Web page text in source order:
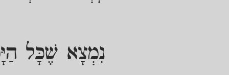
נִמְצָא שֶׁכָּל